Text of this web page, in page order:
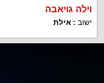
וילה גויאבה
ישוב :אילת